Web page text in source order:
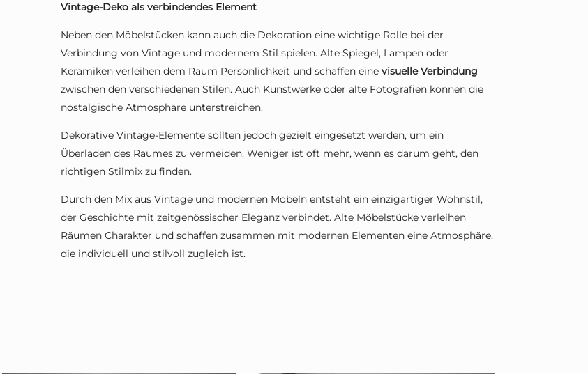
Vintage-Deko als verbindendes Element
Neben den Möbelstücken kann auch die Dekoration eine wichtige Rolle bei der
Verbindung von Vintage und modernem Stil spielen. Alte Spiegel, Lampen oder
Keramiken verleihen dem Raum Persönlichkeit und schaffen einevisuelle Verbindung
zwischen den verschiedenen Stilen. Auch Kunstwerke oder alte Fotografien können die
nostalgische Atmosphäre unterstreichen.
Dekorative Vintage-Elemente sollten jedoch gezielt eingesetzt werden, um ein
Überladen des Raumes zu vermeiden. Weniger ist oft mehr, wenn es darum geht, den
richtigen Stilmix zu finden.
Durch den Mix aus Vintage und modernen Möbeln entsteht ein einzigartiger Wohnstil,
der Geschichte mit zeitgenössischer Eleganz verbindet. Alte Möbelstücke verleihen
Räumen Charakter und schaffen zusammen mit modernen Elementen eine Atmosphäre,
die individuell und stilvoll zugleich ist.